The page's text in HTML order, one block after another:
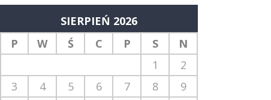
SIERPIEŃ 2026
P
W Ś C P S N
1
2
3
4 5 6 7 8
9